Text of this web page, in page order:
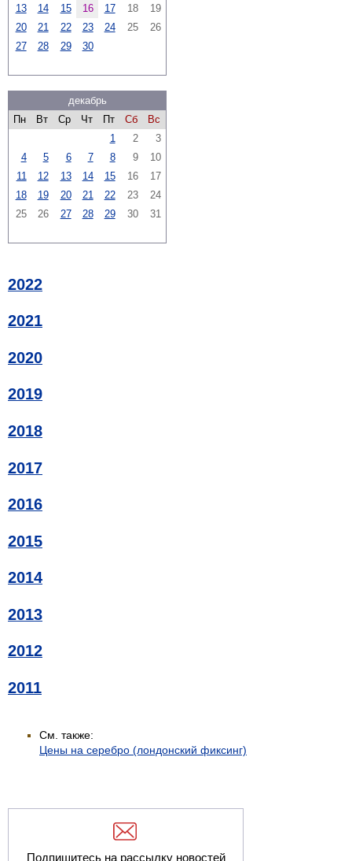
13 14 15 16 17 18
19
20
21 22 23 24 25
26
27
28 29 30
декабрь
Пн
Вт Ср Чт Пт Сб
Вс
1
2
3
4
5 6 7 8 9
10
11
12 13 14 15 16
17
18
19 20 21 22 23
24
25
26 27 28 29 30 31
2022
2021
2020
2019
2018
2017
2016
2015
2014
2013
2012
2011
См. также:
Цены на серебро (лондонский фиксинг)
Подпишитесь на рассылку новостей